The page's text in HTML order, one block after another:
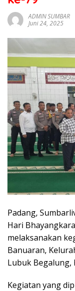
sumbar
tv
live
ADMIN SUMBAR
Juni 24, 2025
Padang,
Hari
melaksanakan
Banuaran,
Lubuk Begalung,
Kegiatan yang